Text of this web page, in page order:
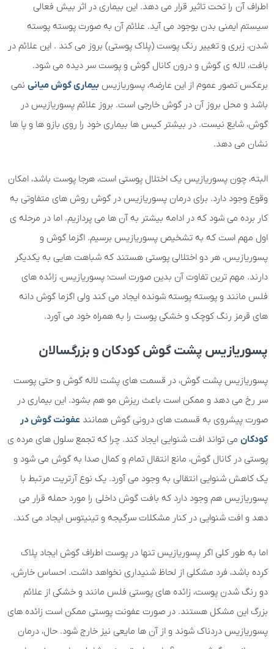
اطراف آن را تحت تاثیر قرار می دهد. این بیماری در اثر بیش فعالی
سیستم ایمنی بدن بوجود می آید. علائم آن به صورت پوسته پوسته
شدن، زبری و تغییر رنگ پوست (پلاک پوستی) بروز می کند . این علائم در
بافت، لاله ی گوش و درون کانال گوش و پوست سر دیده می شود.
برعکس تصور عموم از این عارضه، پسوریازیس بیماری گوش میانی نمی
باشد و محل بروز آن در گوش خارجی است. بروز علائم پسوریازیس در
گوش، شایع نیست. در بیشتر کیس ها بیماری خود را روی بازو ها و پا ها
نشان می دهد.
البته، چون پسوریازیس یک اختلال پوستی است، هرجا پوست باشد، امکان
وقوع وجود دارد. برای درمان پسوریازیس در گوش روش های متفاوتی به
کار برده می شود که در ادامه بیشتر به آن ها می پردازیم. اما در مرحله ی
اول مهم است که به تشخیص پسوریازیس برسیم. اگزما گوش و
پسوریازیس، هر دو اختلالی پوستی هستند که شباهت هایی به یکدیگر
دارند. مهم ترین تفاوت آن بدین صورت است؛ پسوریازیس، زائده های
فلس مانند و پوسته پوسته شونده ایجاد می کند ولی اگزما گوش دانه
های قرمز رنگ کوچک و خشکی پوست را به همراه خود می آورد.
پسوریازیس پشت گوش کودکان و بزرگسالان
پسوریازیس پشت گوش، در قسمت های پشت لاله گوش و حتی پوست
سر رخ می دهد و ممکن است باعث ریزش مو هم بشود. این بیماری در
صورت پیشروی به قسمت های درونی گوش همانند عفونت گوش در
کودکان می تواند افت شنوایی ایجاد کند. چرا که تجمع سلول های مرده ی
پوستی در کانال گوش، مانع انتقال تمام و کمال صدا به گوش می شود و
یک کاهش شنوایی انتقالی به وجود می آورد. یک نوع آرتریت مرتبط با
پسوریازیس هم وجود دارد که بافت گوش داخلی را مورد حمله قرار می
دهد و افت شنوایی در کنار مشکلات سرگیجه و تینیتوس ایجاد می کند.
اما به طور کلی اگر پسوریازیس تنها در پوست اطراف گوش ایجاد پلاک
کرده باشد، فرد مشکلی از لحاظ شنیداری نخواهد داشت. احساس خارش،
دو رنگ شدن پوست، زائده های پوستی فلس مانند و خشکی از علائم
بزرگ این مشکل هستند. در صورت عفونت پوستی ممکن است زائده های
پسوریازیس دردناک شوند و از آن ها مایعی نیز خارج شود. حال، درمان